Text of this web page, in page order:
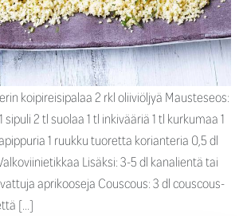
koipireisipalaa 2 rkl oliiviöljyä Mausteseos:
2 tl suolaa 1 tl inkivääriä 1 tl kurkumaa 1
1 ruukku tuoretta korianteria 0,5 dl
Lisäksi: 3-5 dl kanalientä tai
aprikooseja Couscous: 3 dl couscous-
[…]